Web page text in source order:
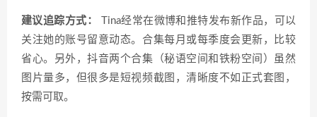
建议追踪方式：
Tina经常在微博和推特发布新作品，可以
关注她的账号留意动态。合集每月或每季度会更新，比较
省心。另外，抖音两个合集（秘语空间和铁粉空间）虽然
图片量多，但很多是短视频截图，清晰度不如正式套图，
按需可取。